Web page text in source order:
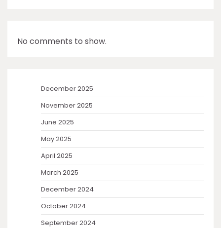
No comments to show.
December 2025
November 2025
June 2025
May 2025
April 2025
March 2025
December 2024
October 2024
September 2024